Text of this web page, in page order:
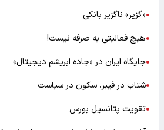
●«گزیر» ناگزیر بانکی
●هیچ فعالیتی به صرفه نیست!
●جایگاه ایران در «جاده ابریشم دیجیتال»
●شتاب در فیبر، سکون در سیاست
●تقویت پتانسیل بورس